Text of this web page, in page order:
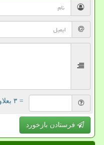
= ۳ بعلاوه ۵
فرستادن بازخورد